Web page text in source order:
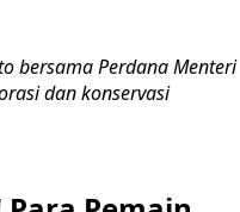
bersama Perdana Menteri
dan konservasi